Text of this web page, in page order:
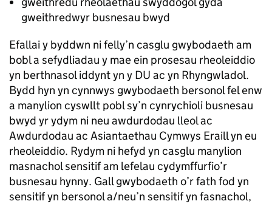
gweithredwyr busnesau bwyd
Efallai y byddwn ni felly’n casglu gwybodaeth am
bobl a sefydliadau y mae ein prosesau rheoleiddio
yn berthnasol iddynt yn y DU ac yn Rhyngwladol.
Bydd hyn yn cynnwys gwybodaeth bersonol fel enw
a manylion cyswllt pobl sy’n cynrychioli busnesau
bwyd yr ydym ni neu awdurdodau lleol ac
Awdurdodau ac Asiantaethau Cymwys Eraill yn eu
rheoleiddio. Rydym ni hefyd yn casglu manylion
masnachol sensitif am lefelau cydymffurfio’r
busnesau hynny. Gall gwybodaeth o’r fath fod yn
sensitif yn bersonol a/neu’n sensitif yn fasnachol,